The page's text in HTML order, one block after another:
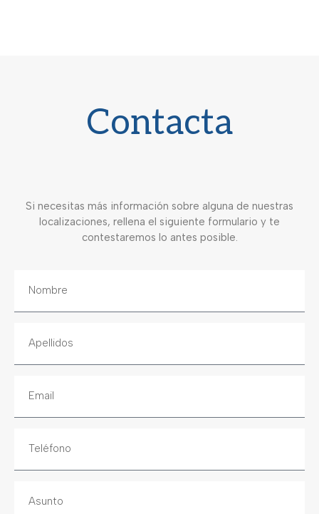
Contacta
Si necesitas más información sobre alguna de nuestras
localizaciones, rellena el siguiente formulario y te
contestaremos lo antes posible.